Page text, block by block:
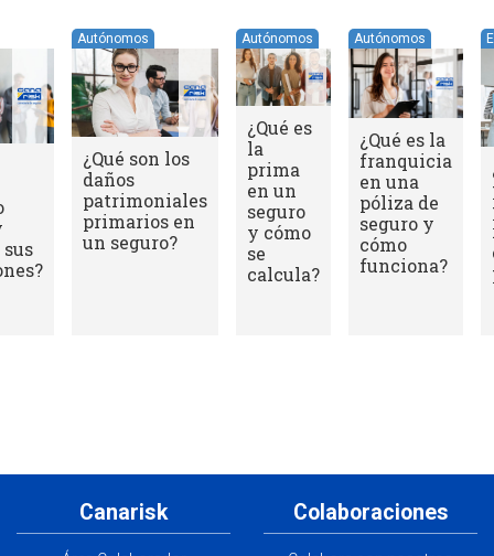
¿A quién
protege la
póliza de
responsabilidad
civil
profesional?
Autónomos
¿Qué gastos
garantizados
por el
asegurador en
una póliza de
Canarisk Colaboraciones